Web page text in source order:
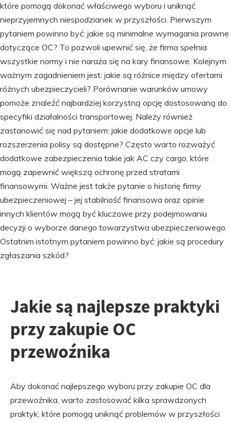
które pomogą dokonać właściwego wyboru i uniknąć
nieprzyjemnych niespodzianek w przyszłości. Pierwszym
pytaniem powinno być: jakie są minimalne wymagania prawne
dotyczące OC? To pozwoli upewnić się, że firma spełnia
wszystkie normy i nie naraża się na kary finansowe. Kolejnym
ważnym zagadnieniem jest: jakie są różnice między ofertami
różnych ubezpieczycieli? Porównanie warunków umowy
pomoże znaleźć najbardziej korzystną opcję dostosowaną do
specyfiki działalności transportowej. Należy również
zastanowić się nad pytaniem: jakie dodatkowe opcje lub
rozszerzenia polisy są dostępne? Często warto rozważyć
dodatkowe zabezpieczenia takie jak AC czy cargo, które
mogą zapewnić większą ochronę przed stratami
finansowymi. Ważne jest także pytanie o historię firmy
ubezpieczeniowej – jej stabilność finansowa oraz opinie
innych klientów mogą być kluczowe przy podejmowaniu
decyzji o wyborze danego towarzystwa ubezpieczeniowego.
Ostatnim istotnym pytaniem powinno być: jakie są procedury
zgłaszania szkód?
Jakie są najlepsze praktyki
przy zakupie OC
przewoźnika
Aby dokonać najlepszego wyboru przy zakupie OC dla
przewoźnika, warto zastosować kilka sprawdzonych
praktyk, które pomogą uniknąć problemów w przyszłości